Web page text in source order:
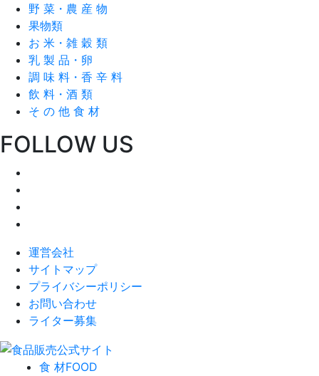
野 菜・農 産 物
果物類
お 米・雑 穀 類
乳 製 品・卵
調 味 料・香 辛 料
飲 料・酒 類
そ の 他 食 材
FOLLOW US
運営会社
サイトマップ
プライバシーポリシー
お問い合わせ
ライター募集
食 材FOOD